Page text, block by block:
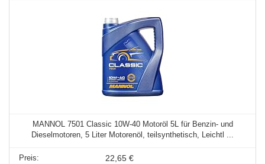
MANNOL 7501 Classic 10W-40 Motoröl 5L für Benzin- und
Dieselmotoren, 5 Liter Motorenöl, teilsynthetisch, Leichtl ...
22,65 €